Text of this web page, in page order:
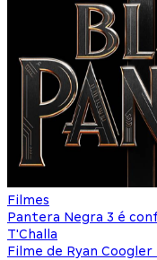
Filmes
Pantera Negra 3 é
T'Challa
Filme de Ryan